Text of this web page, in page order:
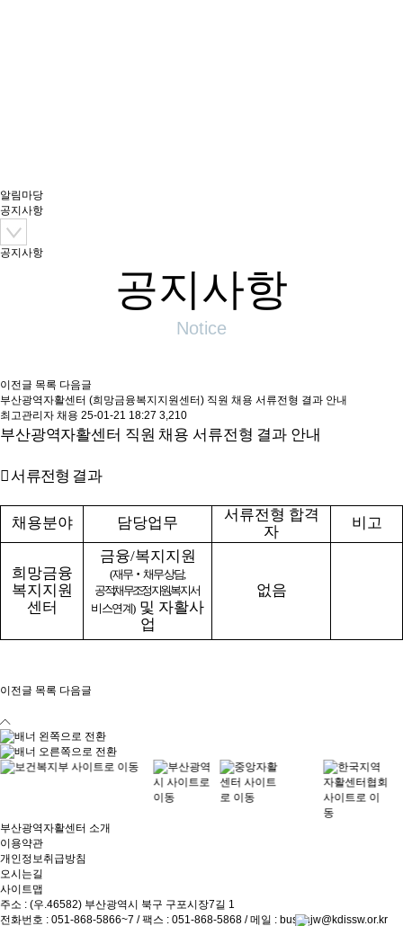
알림마당
공지사항
공지사항
공지사항
Notice
이전글 목록 다음글
부산광역자활센터 (희망금융복지지원센터) 직원 채용 서류전형 결과 안내
최고관리자 채용 25-01-21 18:27 3,210
부산광역자활센터 직원 채용 서류전형 결과 안내
 서류전형 결과
채용분야 담당업무
서류전형 합격
자
비고
희망금융
복지지원
센터
금융/복지지원
(재무‧ 채무상담,
공적채무조정지원복지서
비스연계) 및 자활사
업
없음
이전글 목록 다음글
부산광역자활센터 소개
이용약관
개인정보취급방침
오시는길
사이트맵
주소 : (우.46582) 부산광역시 북구 구포시장7길 1
전화번호 : 051-868-5866~7 / 팩스 : 051-868-5868 / 메일 : busanjw@kdissw.or.kr